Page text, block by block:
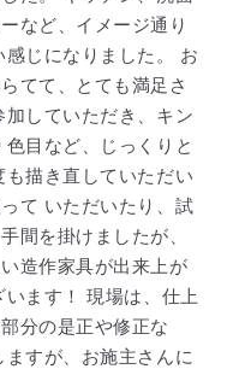
など、イメージ通り
じになりました。 お
てて、とても満足さ
していただき、キン
目など、じっくりと
描き直していただい
て いただいたり、試
間を掛けましたが、
造作家具が出来上が
ます！ 現場は、仕上
分の是正や修正な
すが、お施主さんに